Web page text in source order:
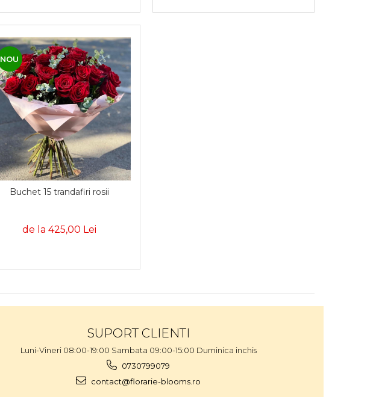
NOU
Buchet 15 trandafiri rosii
de la 425,00 Lei
SUPORT CLIENTI
Luni-Vineri 08:00-19:00 Sambata 09:00-15:00 Duminica inchis
0730799079
contact@florarie-blooms.ro